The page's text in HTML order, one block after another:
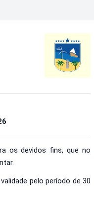
os devidos fins, que no
pelo período de 30